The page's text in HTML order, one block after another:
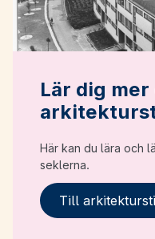
Lär dig
Här kan du lära och
seklerna.
Till